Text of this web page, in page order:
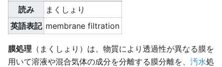
読み
まくしょり
英語表記 membrane filtration
膜処理 （まくしょり）は、物質により透過性が異なる膜を
用いて溶液や混合気体の成分を分離する膜分離を、 汚水処